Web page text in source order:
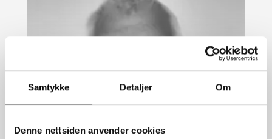
Samtykke Detaljer Om
Denne nettsiden anvender cookies